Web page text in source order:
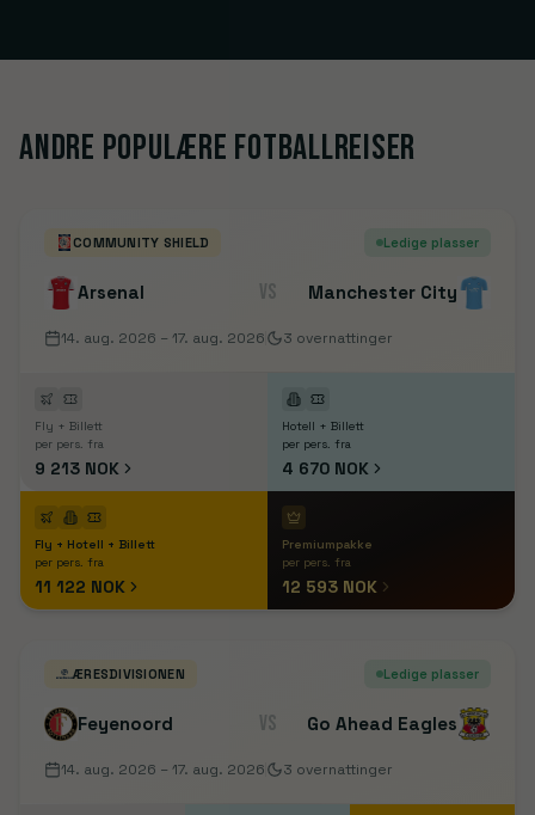
Andre populære fotballreiser
COMMUNITY SHIELD Ledige plasser
Arsenal VS Manchester City
14. aug. 2026 – 17. aug. 2026 3 overnattinger
Fly + Billett
per pers. fra
9 213 NOK
Hotell + Billett
per pers. fra
4 670 NOK
Fly + Hotell + Billett
per pers. fra
11 122 NOK
Premiumpakke
per pers. fra
12 593 NOK
ÆRESDIVISIONEN Ledige plasser
Feyenoord VS Go Ahead Eagles
14. aug. 2026 – 17. aug. 2026 3 overnattinger